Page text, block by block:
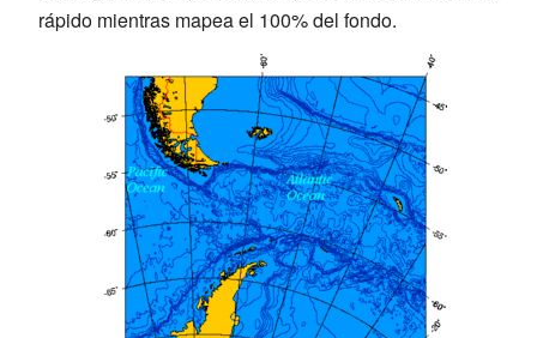
rápido mientras mapea el 100% del fondo.